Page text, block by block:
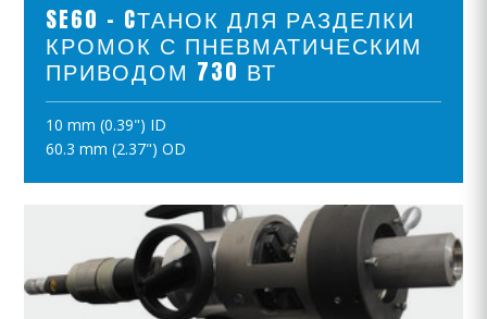
SE60 - CТАНОК ДЛЯ РАЗДЕЛКИ
КРОМОК С ПНЕВМАТИЧЕСКИМ
ПРИВОДОМ 730 ВТ
10 mm (0.39") ID
60.3 mm (2.37") OD
ПОЛОЖИТЪ В КОРЗИНУ